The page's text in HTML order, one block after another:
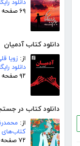
دانلود
۶۹ صفحه
دانلود کتاب آدمیان
از: زویا
دانلود
۹۲ صفحه
دانلود کتاب در
از:
کتاب‌های
۷۲ صفحه